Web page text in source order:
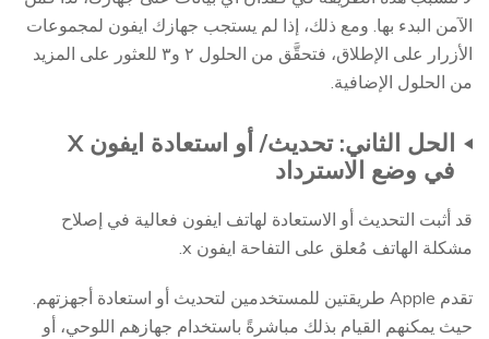
الآمن البدء بها. ومع ذلك، إذا لم يستجب جهازك ايفون لمجموعات
الأزرار على الإطلاق، فتحقَّق من الحلول ٢ و٣ للعثور على المزيد
من الحلول الإضافية.
الحل الثاني: تحديث/ أو استعادة ايفون X
في وضع الاسترداد
قد أثبت التحديث أو الاستعادة لهاتف ايفون فعالية في إصلاح
مشكلة الهاتف مُعلق على التفاحة ايفون x.
تقدم Apple طريقتين للمستخدمين لتحديث أو استعادة أجهزتهم.
حيث يمكنهم القيام بذلك مباشرةً باستخدام جهازهم اللوحي، أو